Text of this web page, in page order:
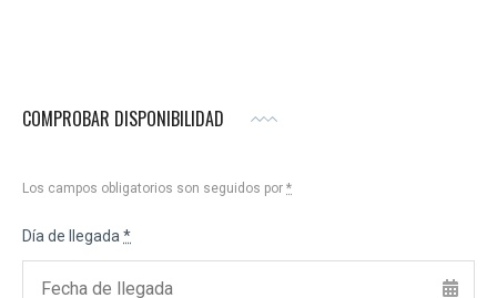
COMPROBAR DISPONIBILIDAD
Los campos obligatorios son seguidos por *
Día de llegada*